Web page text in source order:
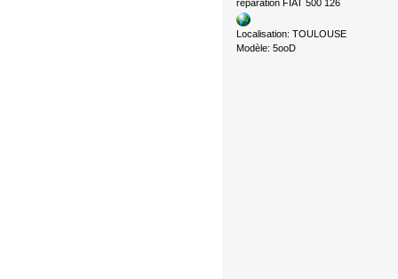
réparation FIAT 500 126
Localisation: TOULOUSE
Modèle: 5ooD